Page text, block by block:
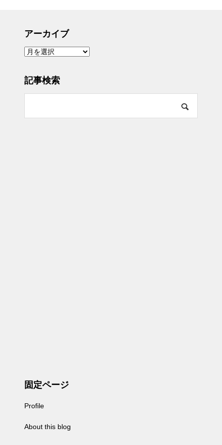
アーカイブ
ア
ー
ブ
記事検索
固定ページ
Profile
About this blog